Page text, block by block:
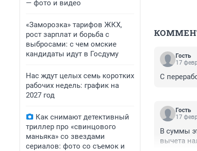
— фото и видео
«Заморозка» тарифов ЖКХ,
рост зарплат и борьба с
выбросами: с чем омские
кандидаты идут в Госдуму
Нас ждут целых семь коротких
рабочих недель: график на
2027 год
Как снимают детективный
триллер про «свинцового
маньяка» со звездами
сериалов: фото со съемок и
Гость
17
С
Гость
17
В суммы
вычета